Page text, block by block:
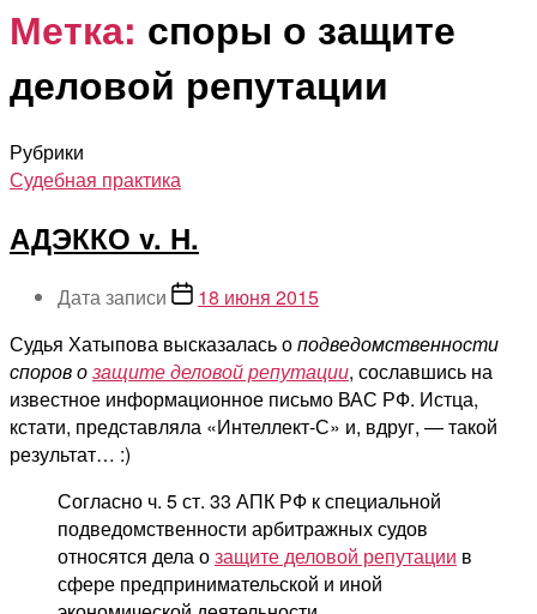
Метка: споры о защите
деловой репутации
Рубрики
Судебная практика
АДЭККО v. Н.
Дата записи
18 июня 2015
Судья Хатыпова высказалась оподведомственности
споров озащите деловой репутации, сославшись на
известное информационное письмо ВАС РФ. Истца,
кстати, представляла «Интеллект-С» и, вдруг, — такой
результат… :)
Согласно ч. 5 ст. 33 АПК РФ к специальной
подведомственности арбитражных судов
относятся дела озащите деловой репутации в
сфере предпринимательской и иной